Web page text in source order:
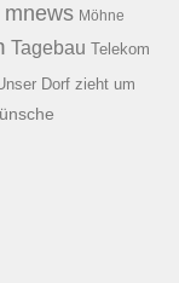
mnews Möhne
Tagebau Telekom
Dorf zieht um